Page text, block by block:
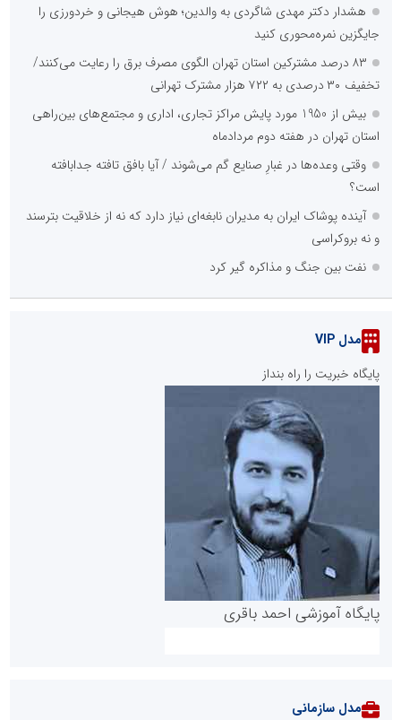
هشدار دکتر مهدی شاگردی به والدین؛ هوش هیجانی و خردورزی را
جایگزین نمره‌محوری کنید
۸۳ درصد مشترکین استان تهران الگوی مصرف برق را رعایت می‌کنند/
تخفیف ۳۰ درصدی به ۷۲۲ هزار مشترک تهرانی
بیش از 1950 مورد پایش مراکز تجاری، اداری و مجتمع‌های بین‌راهی
استان تهران در هفته دوم مردادماه
وقتی وعده‌ها در غبارِ صنایع گم می‌شوند / آیا بافق تافته جدابافته
است؟
آینده پوشاک ایران به مدیران نابغه‌ای نیاز دارد که نه از خلاقیت بترسند
و نه بروکراسی
نفت بین جنگ و مذاکره گیر کرد
مدل VIP
پایگاه خبریت را راه بنداز
پایگاه آموزشی احمد باقری
مدل سازمانی